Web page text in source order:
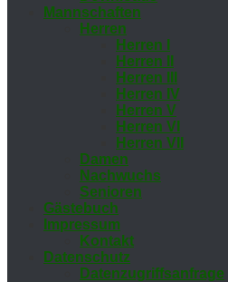
Mann­schaf­ten
Her­ren
Her­ren I
Her­ren II
Her­ren III
Her­ren IV
Her­ren V
Her­ren VI
Her­ren VII
Da­men
Nach­wuchs
Se­nio­ren
Gäs­te­buch
Im­pres­sum
Kon­takt
Da­ten­schutz
Da­ten­zu­griffs­an­fra­ge